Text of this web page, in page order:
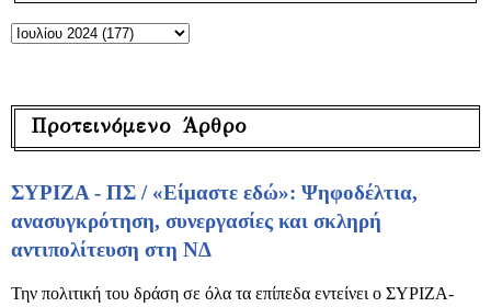
Προτεινόμενο Άρθρο
ΣΥΡΙΖΑ - ΠΣ / «Είμαστε εδώ»: Ψηφοδέλτια,
ανασυγκρότηση, συνεργασίες και σκληρή
αντιπολίτευση στη ΝΔ
Την πολιτική του δράση σε όλα τα επίπεδα εντείνει ο ΣΥΡΙΖΑ-